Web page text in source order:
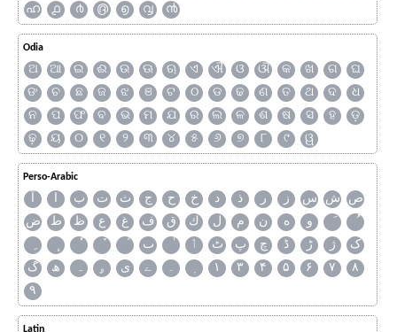
ഹ
൧ ൪ ൫ ൭ ൮ ൯
Odia
ଅ ଆ ଇ ଈ ଉ ଊ ଋ ଏ ଐ ଓ ଔ କ ଖ ଗ
ଘ
ଙ
ଚ ଛ ଜ ଝ ଞ ଟ ଠ ଡ ଢ ଣ ତ ଥ ଦ
ଧ
ନ
ପ ଫ ବ ଭ ମ ଯ ର ଲ ଳ ଶ ଷ ସ ହ
ଡ଼
ଢ଼
ୟ ୦ ୧ ୨ ୩ ୪ ୫ ୬ ୭ ୮ ୯ ୱ
Perso-Arabic
آ ا ب ت ث ج ح خ د ذ ر ز س ش ص
ض
ط ظ ع غ ف ق ك ل م ن ه
و
ٮ
ٲ ٹ پ چ ڈ ڑ ژ
ک
گ
ھ ہ ۄ ی ے ۔ ۱ ۳ ۴ ۵ ۶ ۷
۸
۹
Latin